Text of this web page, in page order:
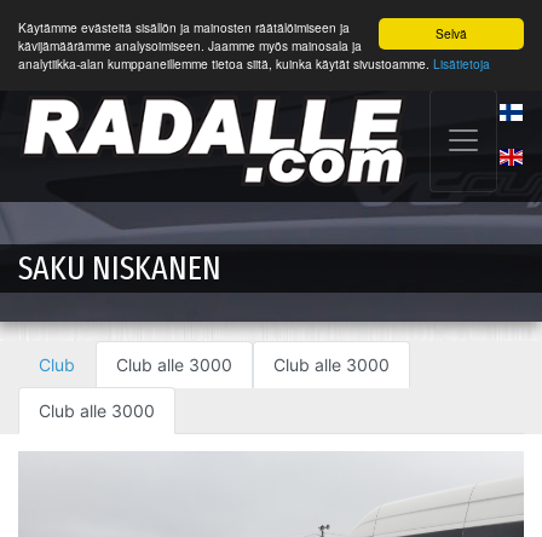
Selvä
Käytämme evästeitä sisällön ja mainosten räätälöimiseen ja
kävijämäärämme analysoimiseen. Jaamme myös mainosala ja
analytiikka-alan kumppaneillemme tietoa siitä, kuinka käytät sivustoamme. Lisätietoja
SAKU NISKANEN
Club Club alle 3000 Club alle 3000
Club alle 3000